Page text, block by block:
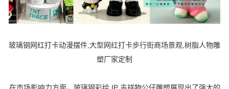
玻璃钢网红打卡动漫摆件,大型网红打卡步行街商场景观,树脂人物雕
塑厂家定制